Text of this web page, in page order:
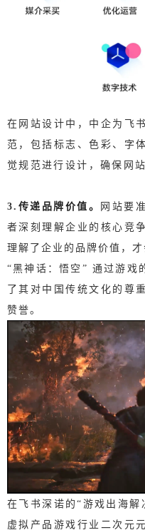
在网站设计中，中企为飞
范，包括标志、色彩、字
觉规范进行设计，确保网
3. 传递品牌价值。
网站要
者深刻理解企业的核心竞
理解了企业的品牌价值，
“黑神话：悟空” 通过游戏
了其对中国传统文化的尊
赞誉。
在飞书深诺的“ 游戏出海解
虚拟产品游戏行业二次元